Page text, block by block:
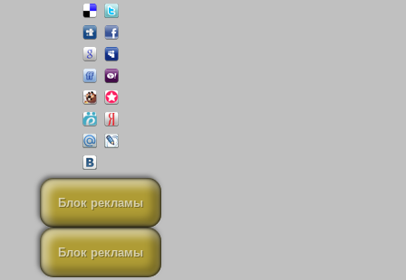
Блок рекламы
Блок рекламы